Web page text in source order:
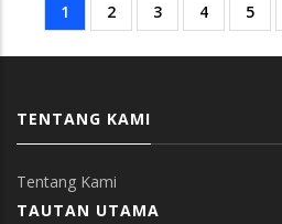
Pagination
Current
page
1 Page
2 Page
3 Page
4 Page
5
TENTANG KAMI
Tentang Kami
TAUTAN UTAMA